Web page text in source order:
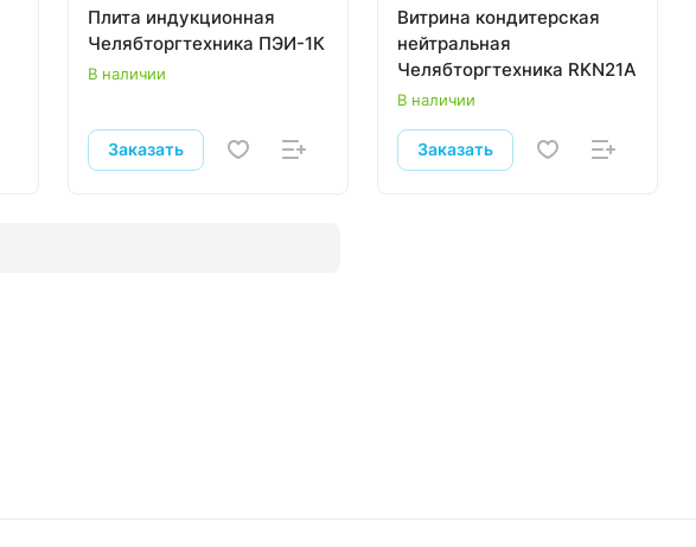
Плита индукционная
Челябторгтехника ПЭИ-1К
В наличии
Заказать
Витрина кондитерская
нейтральная
Челябторгтехника RKN21A
В наличии
Заказать